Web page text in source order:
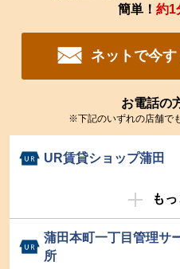
簡単！ 約1
ネットで今
お電話の
※下記のいずれの店舗で
UR賃貸ショップ蒲田
も
蒲田本町一丁目管理サ
所